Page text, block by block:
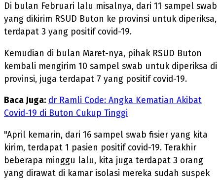
Di bulan Februari lalu misalnya, dari 11 sampel swab
yang dikirim RSUD Buton ke provinsi untuk diperiksa,
terdapat 3 yang positif covid-19.
Kemudian di bulan Maret-nya, pihak RSUD Buton
kembali mengirim 10 sampel swab untuk diperiksa di
provinsi, juga terdapat 7 yang positif covid-19.
Baca Juga: dr Ramli Code: Angka Kematian Akibat
Covid-19 di Buton Cukup Tinggi
"April kemarin, dari 16 sampel swab fisier yang kita
kirim, terdapat 1 pasien positif covid-19. Terakhir
beberapa minggu lalu, kita juga terdapat 3 orang
yang dirawat di kamar isolasi mereka sudah suspek